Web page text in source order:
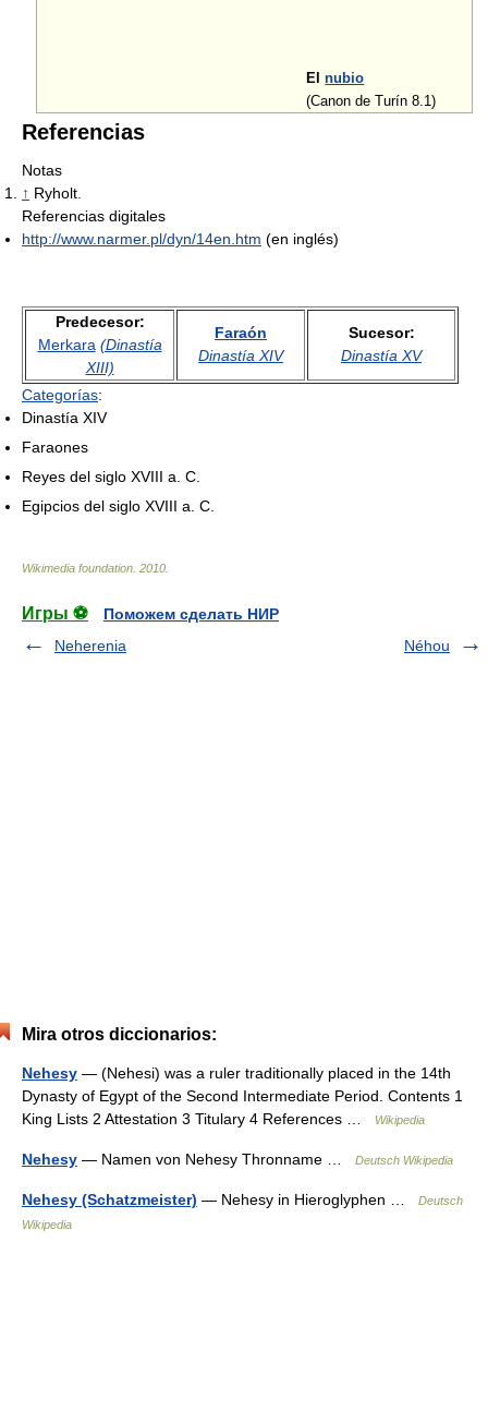
Elnubio
(Canon de Turín 8.1)
Referencias
Notas
↑ Ryholt.
Referencias digitales
http://www.narmer.pl/dyn/14en.htm (en inglés)
Predecesor:
Merkara (Dinastía
XIII)
Faraón
Dinastía XIV
Sucesor:
Dinastía XV
Categorías:
Dinastía XIV
Faraones
Reyes del siglo XVIII a. C.
Egipcios del siglo XVIII a. C.
Wikimedia foundation 2010
Игры ⚽
Поможем сделать НИР
Neherenia
Néhou
Mira otros diccionarios:
Nehesy — (Nehesi) was a ruler traditionally placed in the 14th
Dynasty of Egypt of the Second Intermediate Period. Contents 1
King Lists 2 Attestation 3 Titulary 4 References …
Wikipedia
Nehesy — Namen von Nehesy Thronname … Deutsch Wikipedia
Nehesy (Schatzmeister) — Nehesy in Hieroglyphen …
Deutsch
Wikipedia